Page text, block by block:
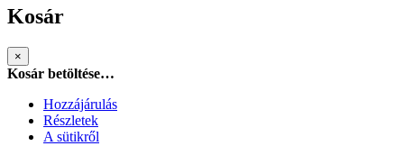
Kosár
×
Kosár betöltése…
Hozzájárulás
Részletek
A sütikről